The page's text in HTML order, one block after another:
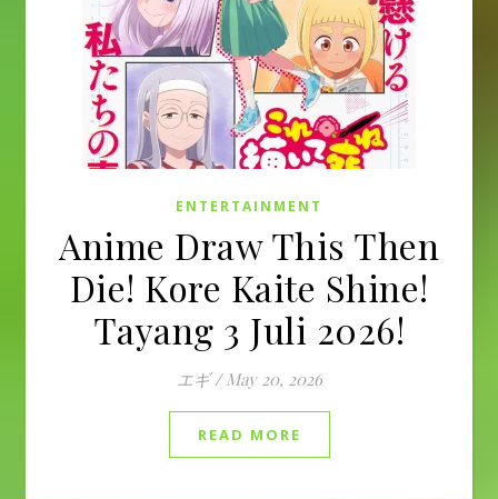
ENTERTAINMENT
Anime Draw This Then
Die! Kore Kaite Shine!
Tayang 3 Juli 2026!
エギ / May 20, 2026
READ MORE